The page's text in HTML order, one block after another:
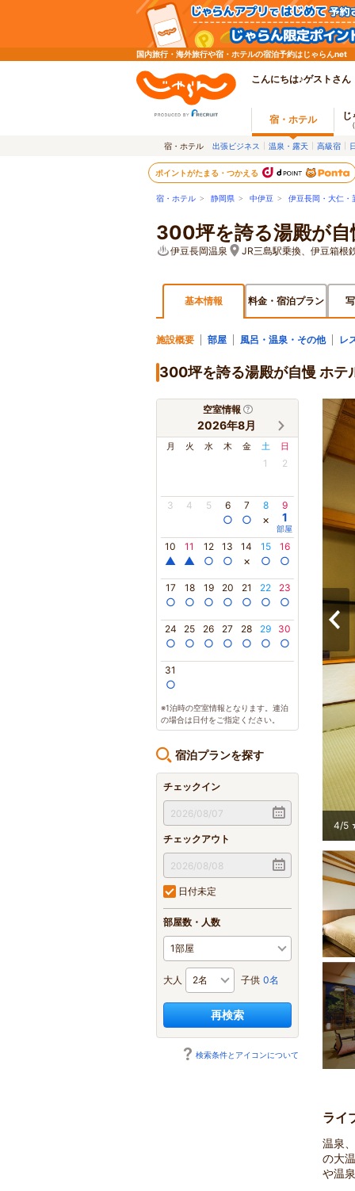
国内旅行・海外旅行や宿・ホテルの宿泊予約はじゃらんnet
こんにちは♪ゲストさん
宿・ホテル じ
宿・ホテル 出張ビジネス 温泉・露天 高級宿
ポイントがたまる・つかえる
宿・ホテル > 静岡県 > 中伊豆 > 伊豆長岡・大仁・
300坪を誇る湯殿が自
伊豆長岡温泉 JR三島駅乗換、伊豆箱根
基本情報 料金・宿泊プラン
施設概要 部屋 風呂・温泉・その他 レ
300坪を誇る湯殿が自慢 ホテ
空室情報
2026年8月
月 火 水 木 金 土 日
1 2
3 4 5 6
○
7
○
8
×
9
1
部屋
10
▲
11
▲
12
○
13
○
14
×
15
○
16
○
17
○
18
○
19
○
20
○
21
○
22
○
23
○
24
○
25
○
26
○
27
○
28
○
29
○
30
○
31
○
※1泊時の空室情報となります。連泊
の場合は日付をご指定ください。
宿泊プランを探す
チェックイン
チェックアウト
日付未定
部屋数・人数
大人 子供 0名
再検索
検索条件とアイコンについて
5/5
ライ
温泉
の大
や温